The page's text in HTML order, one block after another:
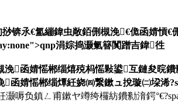
挱锛氶€氳繃鍏虫敞銆侀槻浼€佹函婧
涓婃捣灏氭簮闃蹭吉鍏徃
浼函婧愮郴缁熺殑杩愮敤鍙互鏈夋晥
函婧愮郴缁燂紝娆㈣繋鏉ュ挩璇㈡垜浠
嗕负鎮ㄥ甫鏉ヤ竴绔欏紡鐨勬湇鍔